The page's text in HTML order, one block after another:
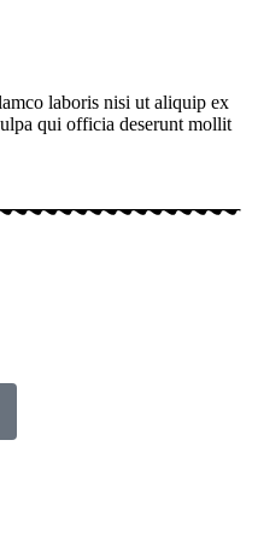
laboris nisi ut aliquip ex
qui officia deserunt mollit